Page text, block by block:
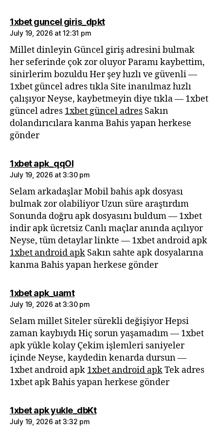
1xbet guncel giris_dpktsays:
July 19, 2026 at 12:31 pm
Millet dinleyin Güncel giriş adresini bulmak
her seferinde çok zor oluyor Paramı kaybettim,
sinirlerim bozuldu Her şey hızlı ve güvenli —
1xbet güncel adres tıkla Site inanılmaz hızlı
çalışıyor Neyse, kaybetmeyin diye tıkla — 1xbet
güncel adres 1xbet güncel adres Sakın
dolandırıcılara kanma Bahis yapan herkese
gönder
1xbet apk_qqOlsays:
July 19, 2026 at 3:30 pm
Selam arkadaşlar Mobil bahis apk dosyası
bulmak zor olabiliyor Uzun süre araştırdım
Sonunda doğru apk dosyasını buldum — 1xbet
indir apk ücretsiz Canlı maçlar anında açılıyor
Neyse, tüm detaylar linkte — 1xbet android apk
1xbet android apk Sakın sahte apk dosyalarına
kanma Bahis yapan herkese gönder
1xbet apk_uamtsays:
July 19, 2026 at 3:30 pm
Selam millet Siteler sürekli değişiyor Hepsi
zaman kaybıydı Hiç sorun yaşamadım — 1xbet
apk yükle kolay Çekim işlemleri saniyeler
içinde Neyse, kaydedin kenarda dursun —
1xbet android apk 1xbet android apkTek adres
1xbet apk Bahis yapan herkese gönder
1xbet apk yukle_dbKtsays:
July 19, 2026 at 3:32 pm